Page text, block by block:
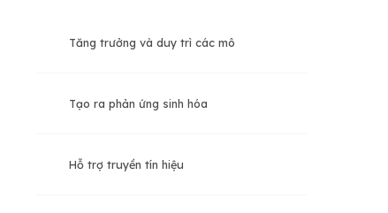
Tăng trưởng và duy trì các mô
Tạo ra phản ứng sinh hóa
Hỗ trợ truyền tín hiệu